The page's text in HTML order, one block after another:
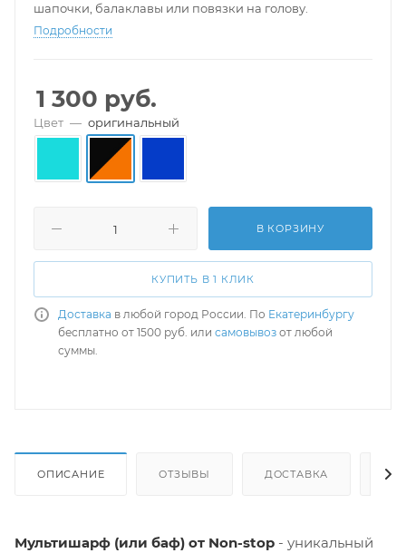
шапочки, балаклавы или повязки на голову.
Подробности
1 300 руб.
Цвет — оригинальный
В КОРЗИНУ
КУПИТЬ В 1 КЛИК
Доставка в любой город России. По Екатеринбургу
бесплатно от 1500 руб. или самовывоз от любой
суммы.
ОПИСАНИЕ ОТЗЫВЫ ДОСТАВКА
Мультишарф (или баф) от Non-stop - уникальный